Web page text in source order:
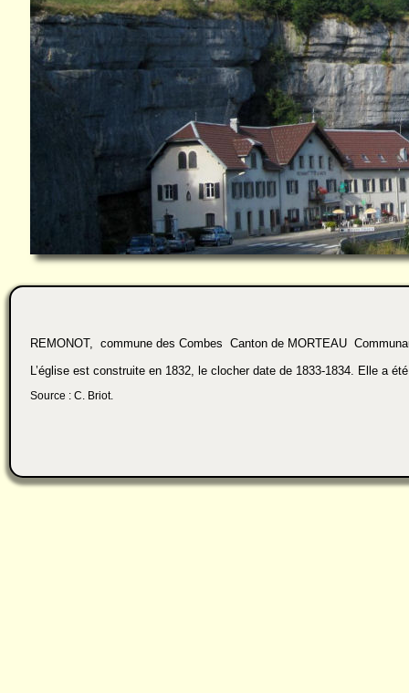
REMONOT, commune des Combes Canton de MORTEAU
L’église est construite en 1832, le clocher date de 1833-1834. Elle a
Source : C. Briot.